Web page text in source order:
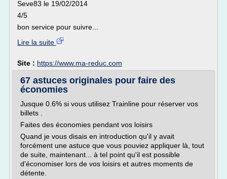
Seve83 le 19/02/2014
4/5
bon service pour suivre...
Lire la suite
Site : https://www.ma-reduc.com
67 astuces originales pour faire des
économies
Jusque 0.6% si vous utilisez Trainline pour réserver vos
billets .
Faites des économies pendant vos loisirs
Quand je vous disais en introduction qu'il y avait
forcément une astuce que vous pouviez appliquer là, tout
de suite, maintenant... à tel point qu'il est possible
d'économiser lors de vos loisirs et autres moments de
détente.